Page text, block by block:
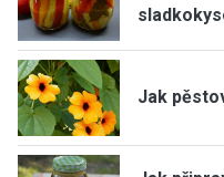
Jak